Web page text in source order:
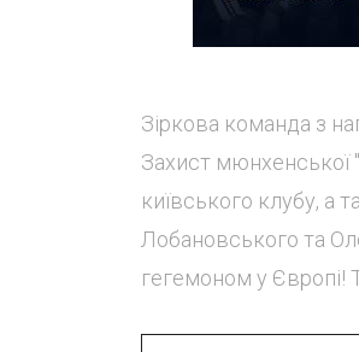
Зіркова команда з
Захист мюнхенської
київського клубу, а
Лобановського та
гегемоном у Європі!